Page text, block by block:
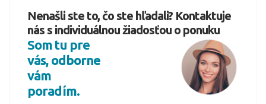
Nenašli ste to, čo ste hľadali? Kontaktuje
nás s individuálnou žiadosťou o ponuku
Som tu pre
vás, odborne
vám
poradím.